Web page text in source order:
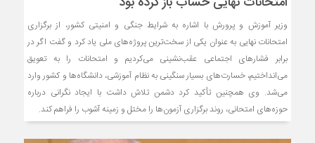
وزیر آموزش و پرورش با اشاره به شرایط جنگی و امنیتی کشور، از برگزاری
امتحانات نهایی به عنوان یکی از سخت‌ترین پروژه‌های ملی یاد کرد و گفت اگر در
برابر فشار‌های اجتماعی عقب‌نشینی می‌کردیم و امتحانات را به تعویق
می‌انداختیم، خسارت‌های بسیار سنگینی به نظام آموزشی، دانشگاه‌ها و کشور وارد
می‌شد. وی همچنین تأکید کرد دشمن تلاش داشت با ایجاد نگرانی درباره
حوزه‌های امتحانی، روند برگزاری آزمون‌ها را مختل و زمینه آشوب را فراهم کند.